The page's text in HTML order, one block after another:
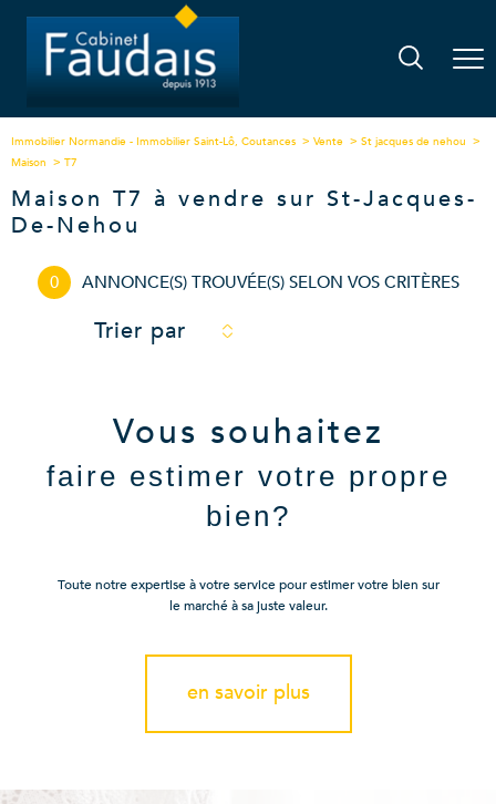
Immobilier Normandie - Immobilier Saint-Lô, Coutances Vente
St jacques de nehou
Maison
T7
Maison T7 à vendre sur St-Jacques-
De-Nehou
0 ANNONCE(S) TROUVÉE(S) SELON VOS CRITÈRES
Trier par
Vous souhaitez
faire estimer votre propre
bien?
Toute notre expertise à votre service pour estimer votre bien sur
le marché à sa juste valeur.
en savoir plus